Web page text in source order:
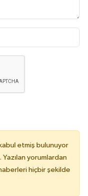
kabul etmiş bulunuyor
yorumlardan
hiçbir şekilde